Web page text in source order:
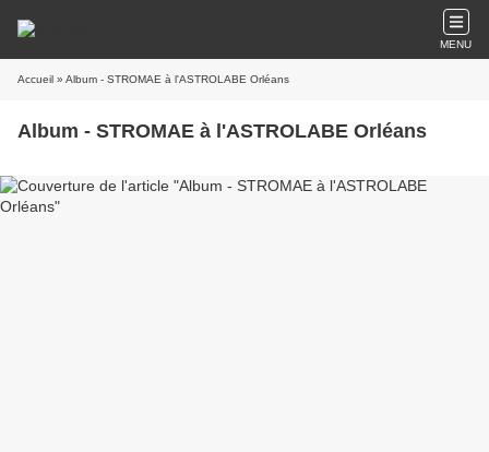
MENU
Accueil » Album - STROMAE à l'ASTROLABE Orléans
Album - STROMAE à l'ASTROLABE Orléans